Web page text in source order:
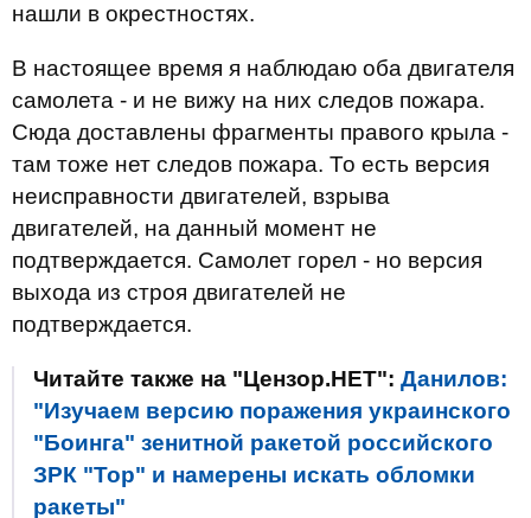
нашли в окрестностях.
В настоящее время я наблюдаю оба двигателя
самолета - и не вижу на них следов пожара.
Сюда доставлены фрагменты правого крыла -
там тоже нет следов пожара. То есть версия
неисправности двигателей, взрыва
двигателей, на данный момент не
подтверждается. Самолет горел - но версия
выхода из строя двигателей не
подтверждается.
Читайте также на "Цензор.НЕТ": Данилов:
"Изучаем версию поражения украинского
"Боинга" зенитной ракетой российского
ЗРК "Тор" и намерены искать обломки
ракеты"